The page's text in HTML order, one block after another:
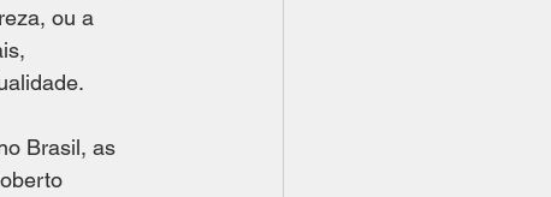
ou a
Brasil, as